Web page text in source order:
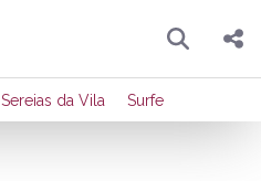
Pesquisar
Compartilhar
Sereias da Vila Surfe